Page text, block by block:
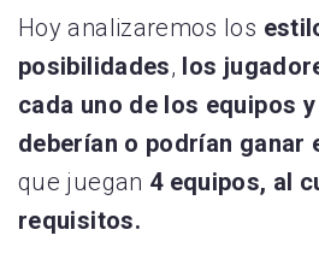
Hoy analizaremos los
posibilidades, los
cada uno de los equipos
deberían o podrían ganar
que juegan 4 equipos, al
requisitos.